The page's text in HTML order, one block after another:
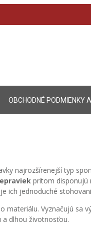
OBCHODNÉ PODMIENKY
najrozšírenejší typ
pritom disponujú
ich jednoduché
materiálu. Vyznačujú
dlhou životnosťou.